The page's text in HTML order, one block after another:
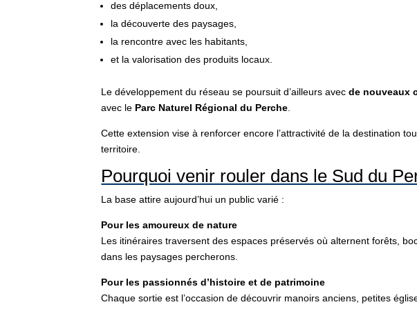
des déplacements doux,
la découverte des paysages,
la rencontre avec les habitants,
et la valorisation des produits locaux.
Le développement du réseau se poursuit d’ailleurs avecde nouveaux
avec le Parc Naturel Régional du Perche
Cette extension vise à renforcer encore l’attractivité de la destination
territoire.
Pourquoi venir rouler dans le Sud du
La base attire aujourd’hui un public varié :
Pour les amoureux de nature
Les itinéraires traversent des espaces préservés où alternent forêts,
dans les paysages percherons.
Pour les passionnés d’histoire et de patrimoine
Chaque sortie est l’occasion de découvrir manoirs anciens, petites